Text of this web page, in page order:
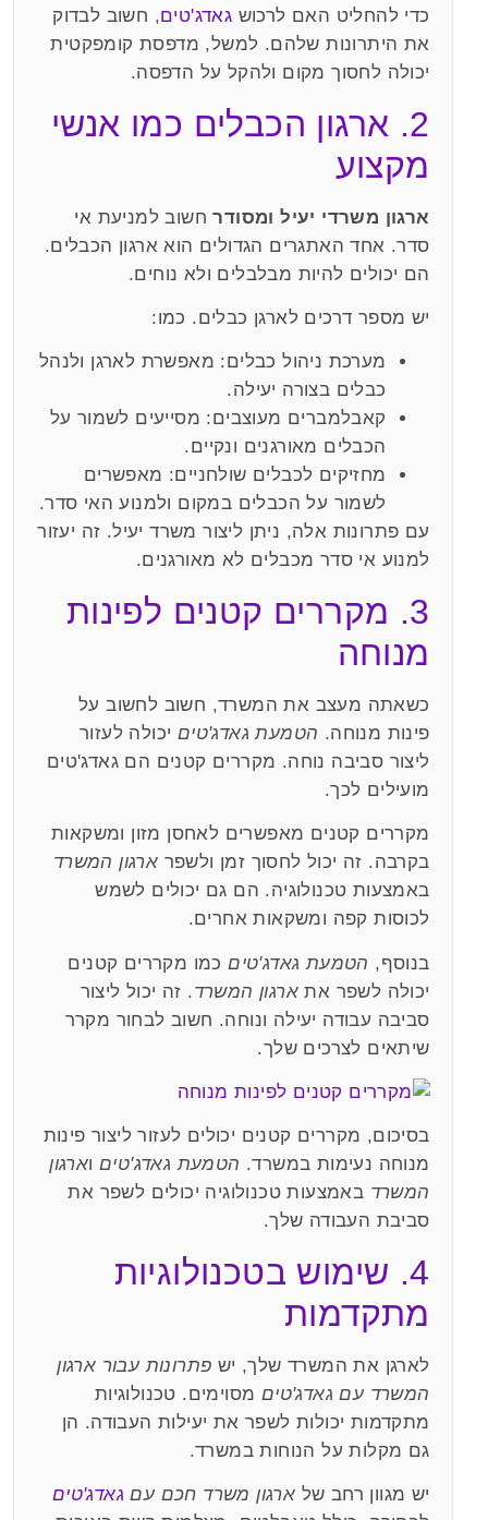
כדי להחליט האם לרכוש גאדג'טים, חשוב לבדוק
את היתרונות שלהם. למשל, מדפסת קומפקטית
יכולה לחסוך מקום ולהקל על הדפסה.
2. ארגון הכבלים כמו אנשי
מקצוע
ארגון משרדי יעיל ומסודרחשוב למניעת אי
סדר. אחד האתגרים הגדולים הוא ארגון הכבלים.
הם יכולים להיות מבלבלים ולא נוחים.
יש מספר דרכים לארגן כבלים. כמו:
מערכת ניהול כבלים: מאפשרת לארגן ולנהל
כבלים בצורה יעילה.
קאבלמברים מעוצבים: מסייעים לשמור על
הכבלים מאורגנים ונקיים.
מחזיקים לכבלים שולחניים: מאפשרים
לשמור על הכבלים במקום ולמנוע האי סדר.
עם פתרונות אלה, ניתן ליצור משרד יעיל. זה יעזור
למנוע אי סדר מכבלים לא מאורגנים.
3. מקררים קטנים לפינות
מנוחה
כשאתה מעצב את המשרד, חשוב לחשוב על
פינות מנוחה. הטמעת גאדג'טים יכולה לעזור
ליצור סביבה נוחה. מקררים קטנים הם גאדג'טים
מועילים לכך.
מקררים קטנים מאפשרים לאחסן מזון ומשקאות
בקרבה. זה יכול לחסוך זמן ולשפר ארגון המשרד
באמצעות טכנולוגיה. הם גם יכולים לשמש
לכוסות קפה ומשקאות אחרים.
בנוסף, הטמעת גאדג'טים כמו מקררים קטנים
יכולה לשפר את ארגון המשרד. זה יכול ליצור
סביבה עבודה יעילה ונוחה. חשוב לבחור מקרר
שיתאים לצרכים שלך.
בסיכום, מקררים קטנים יכולים לעזור ליצור פינות
מנוחה נעימות במשרד. הטמעת גאדג'טים וארגון
המשרד באמצעות טכנולוגיה יכולים לשפר את
סביבת העבודה שלך.
4. שימוש בטכנולוגיות
מתקדמות
לארגן את המשרד שלך, יש פתרונות עבור ארגון
המשרד עם גאדג'טים מסוימים. טכנולוגיות
מתקדמות יכולות לשפר את יעילות העבודה. הן
גם מקלות על הנוחות במשרד.
יש מגוון רחב של ארגון משרד חכם עם גאדג'טים